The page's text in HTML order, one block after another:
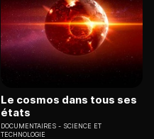
Le cosmos dans tous ses
états
DOCUMENTAIRES
SCIENCE ET
TECHNOLOGIE